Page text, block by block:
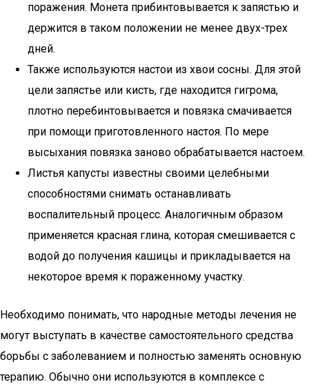
поражения. Монета прибинтовывается к запястью и
держится в таком положении не менее двух-трех
дней.
Также используются настои из хвои сосны. Для этой
цели запястье или кисть, где находится гигрома,
плотно перебинтовывается и повязка смачивается
при помощи приготовленного настоя. По мере
высыхания повязка заново обрабатывается настоем.
Листья капусты известны своими целебными
способностями снимать останавливать
воспалительный процесс. Аналогичным образом
применяется красная глина, которая смешивается с
водой до получения кашицы и прикладывается на
некоторое время к пораженному участку.
Необходимо понимать, что народные методы лечения не
могут выступать в качестве самостоятельного средства
борьбы с заболеванием и полностью заменять основную
терапию. Обычно они используются в комплексе с